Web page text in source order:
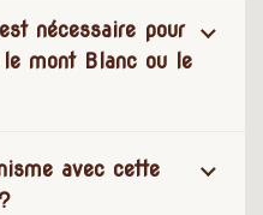
nécessaire pour
mont Blanc ou le
avec cette